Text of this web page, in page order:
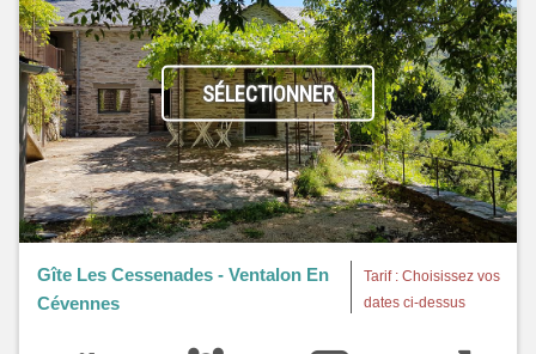
SÉLECTIONNER
Gîte Les Cessenades - Ventalon En
Cévennes
Tarif : Choisissez vos
dates ci-dessus